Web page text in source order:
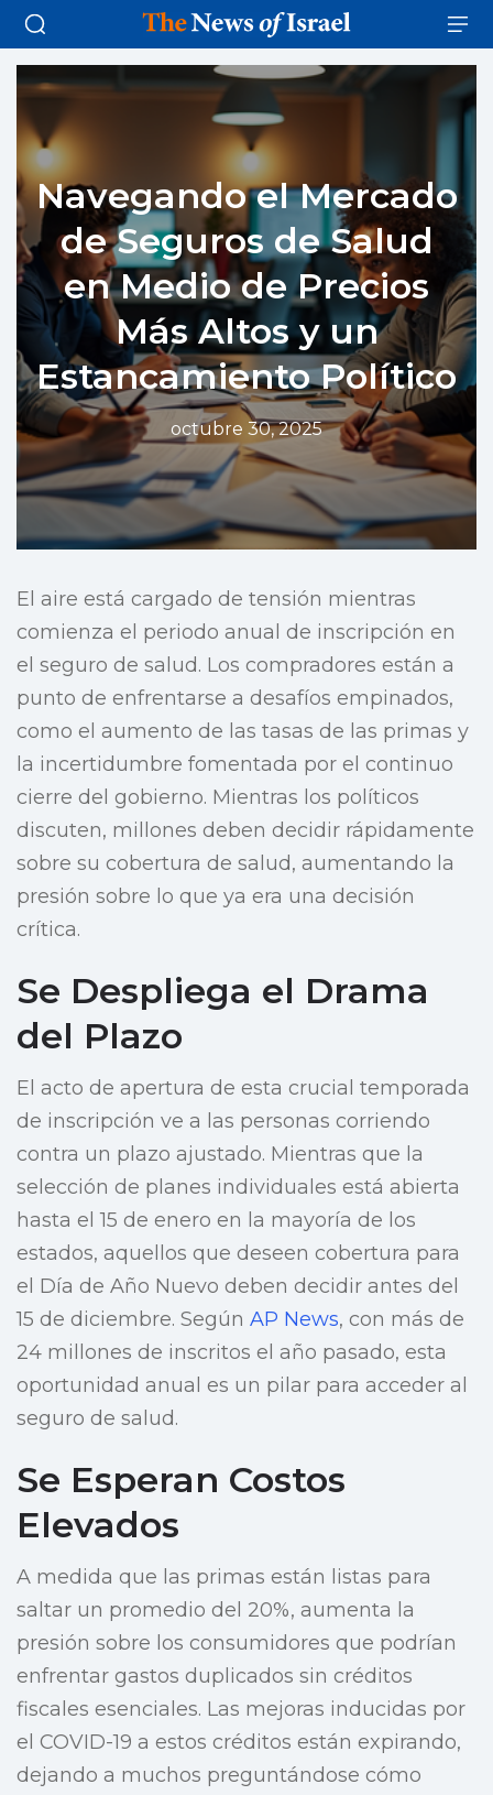
Navegando el Mercado
de Seguros de Salud
en Medio de Precios
Más Altos y un
Estancamiento Político
octubre 30, 2025
El aire está cargado de tensión mientras
comienza el periodo anual de inscripción en
el seguro de salud. Los compradores están a
punto de enfrentarse a desafíos empinados,
como el aumento de las tasas de las primas y
la incertidumbre fomentada por el continuo
cierre del gobierno. Mientras los políticos
discuten, millones deben decidir rápidamente
sobre su cobertura de salud, aumentando la
presión sobre lo que ya era una decisión
crítica.
Se Despliega el Drama
del Plazo
El acto de apertura de esta crucial temporada
de inscripción ve a las personas corriendo
contra un plazo ajustado. Mientras que la
selección de planes individuales está abierta
hasta el 15 de enero en la mayoría de los
estados, aquellos que deseen cobertura para
el Día de Año Nuevo deben decidir antes del
15 de diciembre. Según AP News, con más de
24 millones de inscritos el año pasado, esta
oportunidad anual es un pilar para acceder al
seguro de salud.
Se Esperan Costos
Elevados
A medida que las primas están listas para
saltar un promedio del 20%, aumenta la
presión sobre los consumidores que podrían
enfrentar gastos duplicados sin créditos
fiscales esenciales. Las mejoras inducidas por
el COVID-19 a estos créditos están expirando,
dejando a muchos preguntándose cómo